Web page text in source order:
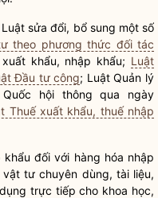
Luật sửa đổi, bổ sung một số
theo phương thức đối tác
khẩu, nhập khẩu; Luật
Đầu tư công; LuậtQuản lý
Quốc hộithông qua ngày
Thuế xuất khẩu, thuế nhập
đối với hàng hóa nhập
tư chuyên dùng, tài liệu,
trực tiếp cho khoa học,